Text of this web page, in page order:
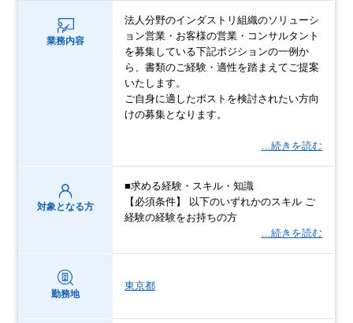
業務内容
法人分野のインダストリ組織のソリューシ
ョン営業・お客様の営業・コンサルタント
を募集している下記ポジションの一例か
ら、書類のご経験・適性を踏まえてご提案
いたします。
ご自身に適したポストを検討されたい方向
けの募集となります。
…続きを読む
対象となる方
■求める経験・スキル・知識
【必須条件】 以下のいずれかのスキル ご
経験の経験をお持ちの方
…続きを読む
勤務地
東京都